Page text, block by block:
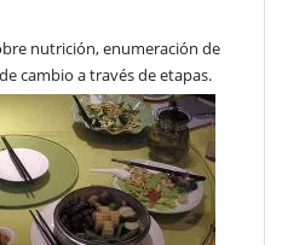
nutrición, enumeración de
cambio a través de etapas.